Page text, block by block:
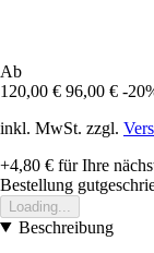
Ab
120,00 € 96,00 € -
inkl. MwSt. zzgl.
+4,80 € für Ihre
Bestellung
Loading...
Beschreibung